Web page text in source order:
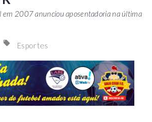
em 2007 anunciou aposentadoria na última
Esportes